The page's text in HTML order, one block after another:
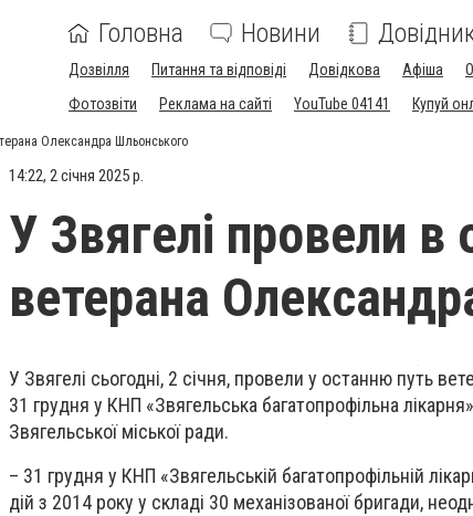
Головна Новини
Дозвілля Питання та відповіді Довідкова Афіша
Фотозвіти
Реклама на сайті YouTube 04141 Купуй
Олександра Шльонського
14:22, 2 січня 2025 р.
У Звягелі провели в
ветерана
У Звягелі сьогодні, 2 січня, провели у останню путь
31 грудня у КНП «Звягельська багатопрофільна
Звягельської міської ради.
– 31 грудня у КНП «Звягельській багатопрофільній
дій з 2014 року у складі 30 механізованої бригади,